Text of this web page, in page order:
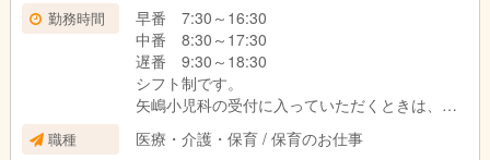
勤務時間
早番 7:30～16:30
中番 8:30～17:30
遅番 9:30～18:30
シフト制です。
矢嶋小児科の受付に入っていただくときは、
8：30〜12：30 と 15：00〜19：00 となりま
す。
職種
医療・介護・保育 / 保育のお仕事